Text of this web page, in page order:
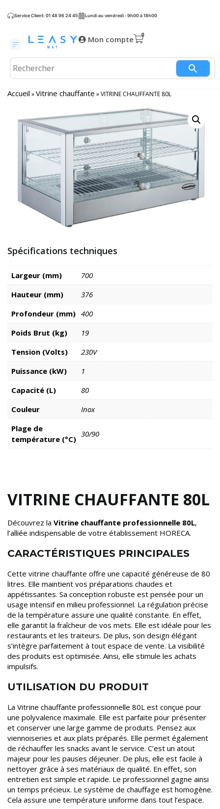
Service Client: 01 48 96 24 45 Lundi au vendredi : 9h00 à 18h00
Mon compte
Accueil »Vitrine chauffante »VITRINE CHAUFFANTE 80L
Spécifications techniques
Largeur (mm)
700
Hauteur (mm)
376
Profondeur (mm) 400
Poids Brut (kg)
19
Tension (Volts)
230V
Puissance (kW)
1
Capacité (L)
80
Couleur
Inox
Plage de
température (°C)
30/90
VITRINE CHAUFFANTE 80L
Découvrez la Vitrine chauffante professionnelle 80L,
l’alliée indispensable de votre établissement HORECA.
CARACTÉRISTIQUES PRINCIPALES
Cette vitrine chauffante offre une capacité généreuse de 80
litres. Elle maintient vos préparations chaudes et
appétissantes. Sa conception robuste est pensée pour un
usage intensif en milieu professionnel. La régulation précise
de la température assure une qualité constante. En effet,
elle garantit la fraîcheur de vos mets. Elle est idéale pour les
restaurants et les traiteurs. De plus, son design élégant
s’intègre parfaitement à tout espace de vente. La visibilité
des produits est optimisée. Ainsi, elle stimule les achats
impulsifs.
UTILISATION DU PRODUIT
La Vitrine chauffante professionnelle 80L est conçue pour
une polyvalence maximale. Elle est parfaite pour présenter
et conserver une large gamme de produits. Pensez aux
viennoiseries et aux plats préparés. Elle permet également
de réchauffer les snacks avant le service. C’est un atout
majeur pour les pauses déjeuner. De plus, elle est facile à
nettoyer grâce à ses matériaux de qualité. En effet, son
entretien est simple et rapide. Le professionnel gagne ainsi
un temps précieux. Le système de chauffage est homogène.
Cela assure une température uniforme dans tout l’espace.